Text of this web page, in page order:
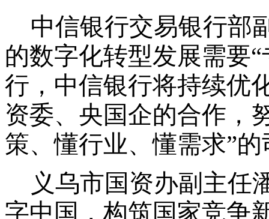
中信银行交易银行部
的数字化转型发展需要
行，中信银行将持续优
资委、央国企的合作，
策、懂行业、懂需求”
义乌市国资办副主任
字中国，构筑国家竞争